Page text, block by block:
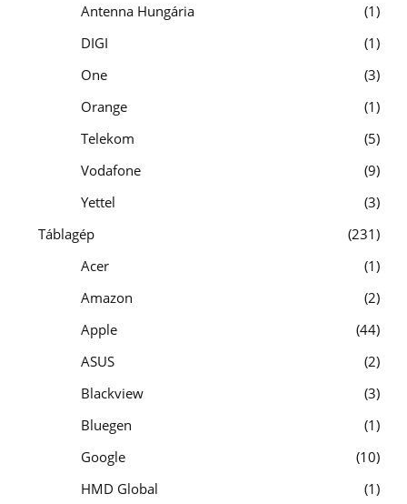
Antenna Hungária
1
DIGI
1
One
3
Orange
1
Telekom
5
Vodafone
9
Yettel
3
Táblagép
231
Acer
1
Amazon
2
Apple
44
ASUS
2
Blackview
3
Bluegen
1
Google
10
HMD Global
1